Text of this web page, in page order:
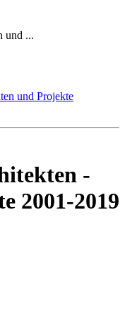
und ...
-
2001-2019